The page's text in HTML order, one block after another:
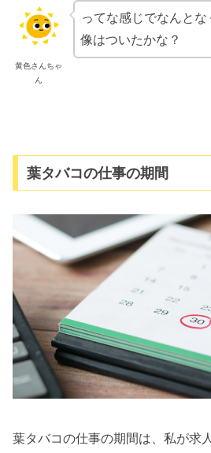
黄色さんちゃ
ん
ってな感じでなんと
像はついたかな？
葉タバコの仕事の期間
葉タバコの仕事の期間は、私が求